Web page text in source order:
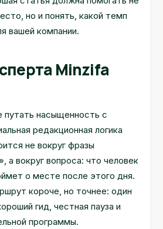
но и понять, какой темп
вашей компании.
Minzifa
путать насыщенность с
редакционная логика
не вокруг фразы
а вокруг вопроса: что человек
о месте после этого дня.
короче, но точнее: один
гид, честная пауза и
программы.